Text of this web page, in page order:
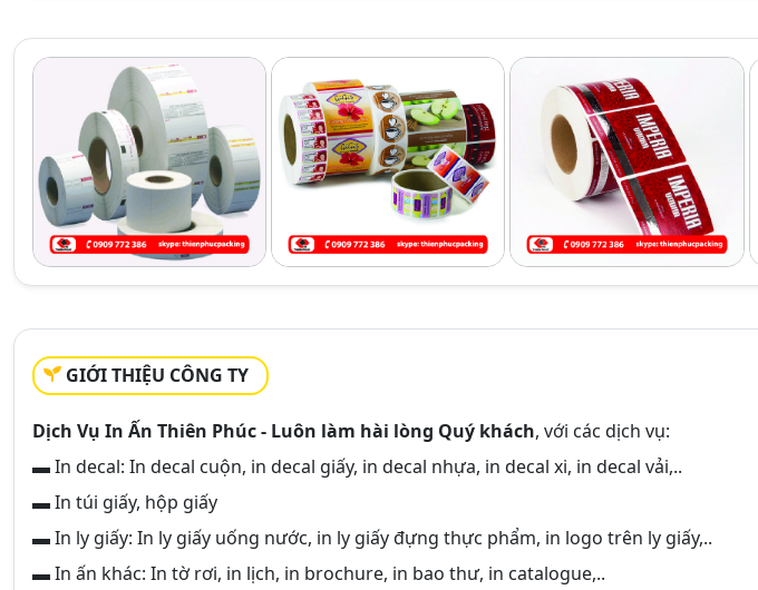
GIỚI THIỆU CÔNG TY
Dịch Vụ In Ấn Thiên Phúc - Luôn làm hài lòng Quý khách, với các dịch vụ:
▬ In decal: In decal cuộn, in decal giấy, in decal nhựa, in decal xi, in decal vải,..
▬ In túi giấy, hộp giấy
▬ In ly giấy: In ly giấy uống nước, in ly giấy đựng thực phẩm, in logo trên ly giấy,..
▬ In ấn khác: In tờ rơi, in lịch, in brochure, in bao thư, in catalogue,..